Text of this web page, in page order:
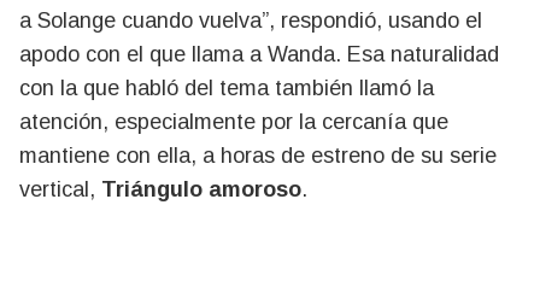
a Solange cuando vuelva”, respondió, usando el
apodo con el que llama a Wanda. Esa naturalidad
con la que habló del tema también llamó la
atención, especialmente por la cercanía que
mantiene con ella, a horas de estreno de su serie
vertical, Triángulo amoroso.